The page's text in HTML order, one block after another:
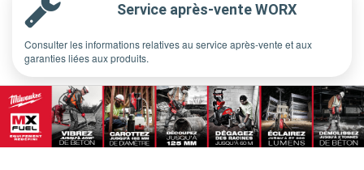
Service après-vente WORX
Consulter les informations relatives au service après-vente et aux
garanties liées aux produits.